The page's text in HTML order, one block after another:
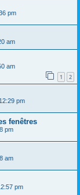
pm
am
am
1 2
pm
fenêtres
pm
am
pm